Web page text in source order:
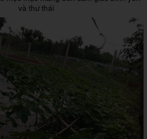
và thư thái